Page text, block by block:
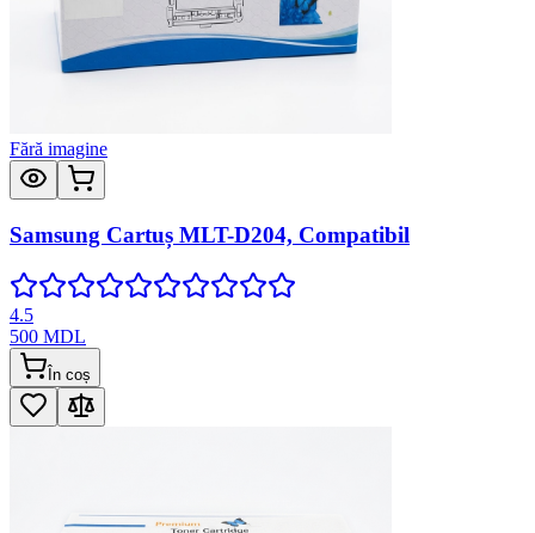
Fără imagine
Samsung Cartuș MLT-D204, Compatibil
4.5
500 MDL
În coș